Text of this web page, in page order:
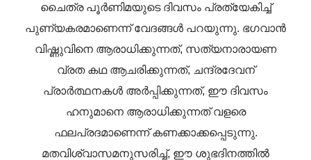
ചൈത്ര പൂർണിമയുടെ ദിവസം പ്രത്യേകിച്ച്
പുണ്യകരമാണെന്ന് വേദങ്ങൾ പറയുന്നു. ഭഗവാൻ
വിഷ്ണുവിനെ ആരാധിക്കുന്നത്, സത്യനാരായണ
വ്രത കഥ ആചരിക്കുന്നത്, ചന്ദ്രദേവന്
പ്രാർത്ഥനകൾ അർപ്പിക്കുന്നത്, ഈ ദിവസം
ഹനുമാനെ ആരാധിക്കുന്നത് വളരെ
ഫലപ്രദമാണെന്ന് കണക്കാക്കപ്പെടുന്നു.
മതവിശ്വാസമനുസരിച്ച്, ഈ ശുഭദിനത്തിൽ